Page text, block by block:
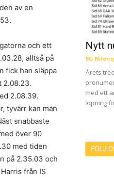
av en
och ett
alltså på
fick han släppa
2.08.23.
2.08.39.
tyvärr kan man
snabbaste
över 90
med tiden
på 2.35.03 och
från IS
Nytt
BG
Årets
med ett
löpning
FÖLJ